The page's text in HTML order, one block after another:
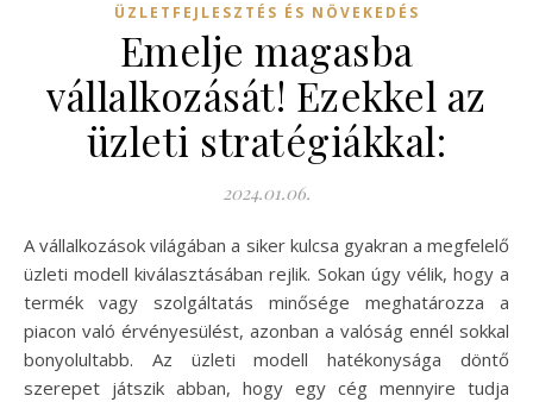
ÜZLETFEJLESZTÉS ÉS NÖVEKEDÉS
Emelje magasba
vállalkozását! Ezekkel az
üzleti stratégiákkal:
2024.01.06.
A vállalkozások világában a siker kulcsa gyakran a megfelelő
üzleti modell kiválasztásában rejlik. Sokan úgy vélik, hogy a
termék vagy szolgáltatás minősége meghatározza a
piacon való érvényesülést, azonban a valóság ennél sokkal
bonyolultabb. Az üzleti modell hatékonysága döntő
szerepet játszik abban, hogy egy cég mennyire tudja